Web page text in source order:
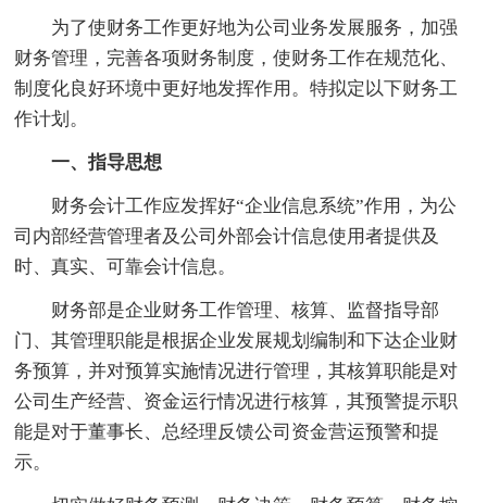
为了使财务工作更好地为公司业务发展服务，加强
财务管理，完善各项财务制度，使财务工作在规范化、
制度化良好环境中更好地发挥作用。特拟定以下财务工
作计划。
一、指导思想
财务会计工作应发挥好“企业信息系统”作用，为公
司内部经营管理者及公司外部会计信息使用者提供及
时、真实、可靠会计信息。
财务部是企业财务工作管理、核算、监督指导部
门、其管理职能是根据企业发展规划编制和下达企业财
务预算，并对预算实施情况进行管理，其核算职能是对
公司生产经营、资金运行情况进行核算，其预警提示职
能是对于董事长、总经理反馈公司资金营运预警和提
示。